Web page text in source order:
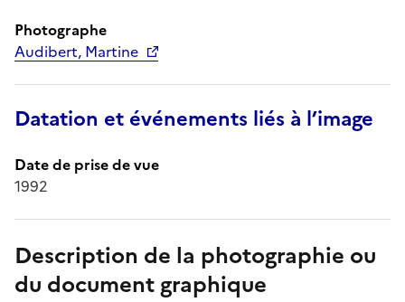
Photographe
Audibert, Martine
Datation et événements liés à l’image
Date de prise de vue
1992
Description de la photographie ou
du document graphique